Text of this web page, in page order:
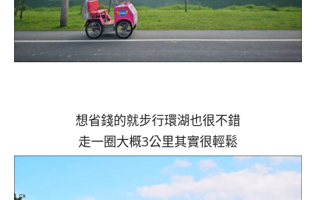
想省錢的就步行環湖也很不錯
走一圈大概3公里其實很輕鬆